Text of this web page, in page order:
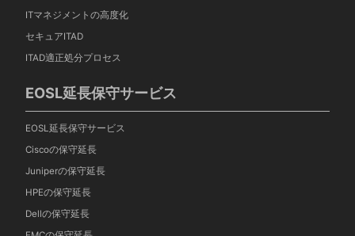
ITマネジメントの高度化
セキュアITAD
ITAD適正処分プロセス
EOSL延長保守サービス
EOSL延長保守サービス
Ciscoの保守延長
Juniperの保守延長
HPEの保守延長
Dellの保守延長